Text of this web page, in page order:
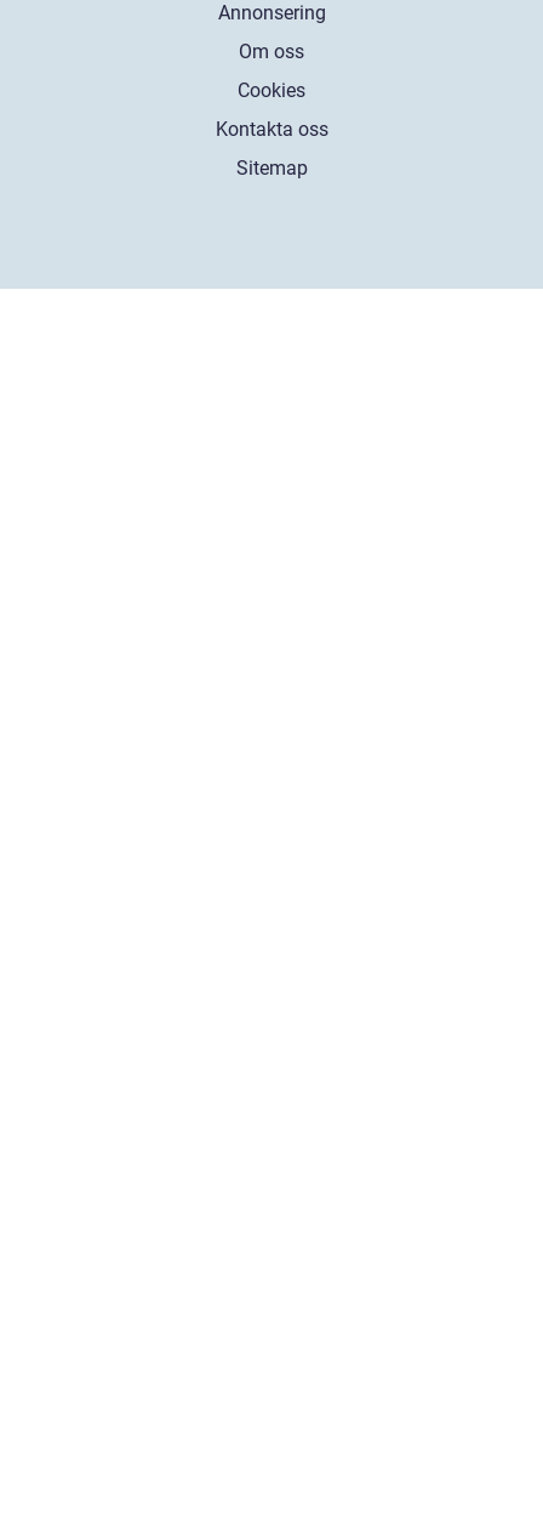
Annonsering
Om oss
Cookies
Kontakta oss
Sitemap